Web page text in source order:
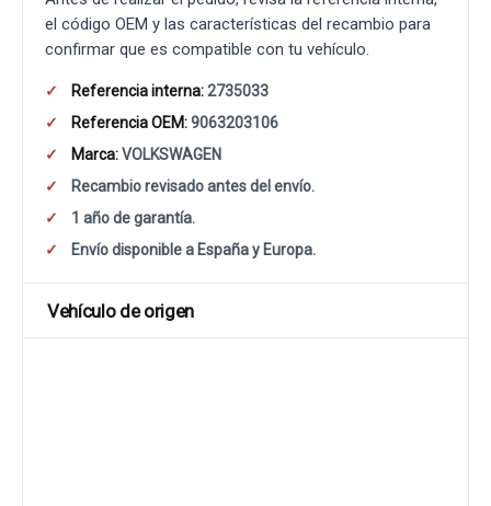
el código OEM y las características del recambio para
confirmar que es compatible con tu vehículo.
Referencia interna:2735033
Referencia OEM:9063203106
Marca:VOLKSWAGEN
Recambio revisado antes del envío.
1 año de garantía.
Envío disponible a España y Europa.
Vehículo de origen